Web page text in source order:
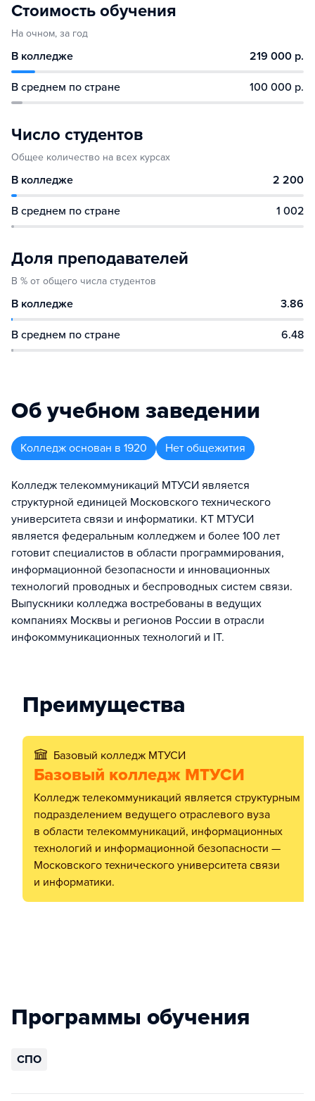
Стоимость обучения
На очном, за год
В колледже 219 000 р.
В среднем по стране 100 000 р.
Число студентов
Общее количество на всех курсах
В колледже 2 200
В среднем по стране 1 002
Доля преподавателей
В % от общего числа студентов
В колледже 3.86
В среднем по стране 6.48
Об учебном заведении
Колледж основан в 1920 Нет общежития
Колледж телекоммуникаций МТУСИ является
структурной единицей Московского технического
университета связи и информатики. КТ МТУСИ
является федеральным колледжем и более 100 лет
готовит специалистов в области программирования,
информационной безопасности и инновационных
технологий проводных и беспроводных систем связи.
Выпускники колледжа востребованы в ведущих
компаниях Москвы и регионов России в отрасли
инфокоммуникационных технологий и IT.
Преимущества
Базовый колледж МТУСИ
Базовый колледж МТУСИ
Колледж телекоммуникаций является структурным
подразделением ведущего отраслевого вуза
в области телекоммуникаций, информационных
технологий и информационной безопасности —
Московского технического университета связи
и информатики.
Программы обучения
СПО